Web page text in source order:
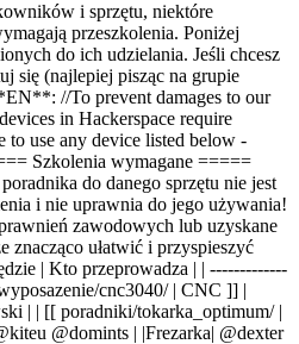
i sprzętu, niektóre
przeszkolenia. Poniżej
do ich udzielania. Jeśli chcesz
się (najlepiej pisząc na grupie
//To prevent damages to our
in Hackerspace require
use any device listed below -
Szkolenia wymagane =====
do danego sprzętu nie jest
i nie uprawnia do jego używania!
zawodowych lub uzyskane
znacząco ułatwić i przyspieszyć
| Kto przeprowadza | | -------------
cnc3040/ | CNC ]] |
| | [[ poradniki/tokarka_optimum/ |
@domints | |Frezarka| @dexter